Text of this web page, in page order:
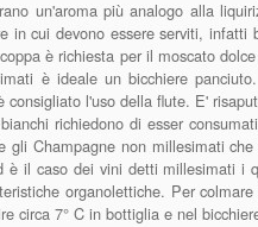
un'aroma più analogo alla
in cui devono essere serviti, infatti
è richiesta per il moscato
è ideale un bicchiere
l'uso della flute. E'
richiedono di esser
Champagne non millesimati
il caso dei vini detti millesimati i
organolettiche. Per
circa 7° C in bottiglia e nel